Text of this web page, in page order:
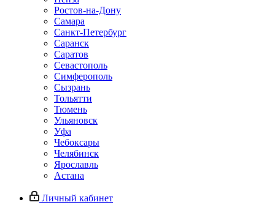
Ростов-на-Дону
Самара
Санкт-Петербург
Саранск
Саратов
Севастополь
Симферополь
Сызрань
Тольятти
Тюмень
Ульяновск
Уфа
Чебоксары
Челябинск
Ярославль
Астана
Личный кабинет